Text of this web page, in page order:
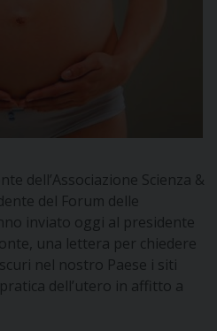
dell’Associazione Scienza &
del Forum delle
inviato oggi al presidente
una lettera per chiedere
nel nostro Paese i siti
dell’utero in affitto a